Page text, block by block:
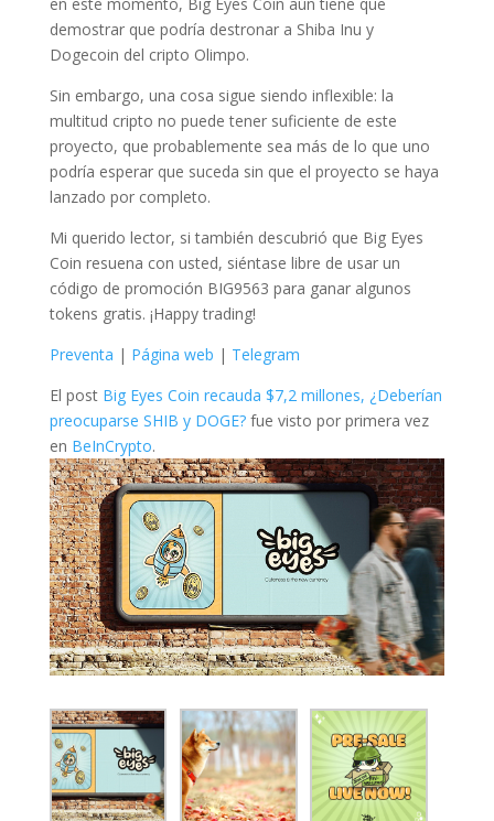
demostrar que podría destronar a Shiba Inu y
Dogecoin del cripto Olimpo.
Sin embargo, una cosa sigue siendo inflexible: la
multitud cripto no puede tener suficiente de este
proyecto, que probablemente sea más de lo que uno
podría esperar que suceda sin que el proyecto se haya
lanzado por completo.
Mi querido lector, si también descubrió que Big Eyes
Coin resuena con usted, siéntase libre de usar un
código de promoción BIG9563 para ganar algunos
tokens gratis. ¡Happy trading!
Preventa | Página web | Telegram
El post Big Eyes Coin recauda $7,2 millones, ¿Deberían
preocuparse SHIB y DOGE?fue visto por primera vez
en BeInCrypto.